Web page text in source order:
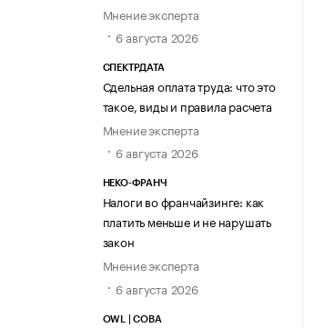
Мнение эксперта
6 августа 2026
СПЕКТРДАТА
Сдельная оплата труда: что это
такое, виды и правила расчета
Мнение эксперта
6 августа 2026
НЕКО-ФРАНЧ
Налоги во франчайзинге: как
платить меньше и не нарушать
закон
Мнение эксперта
6 августа 2026
OWL | СОВА